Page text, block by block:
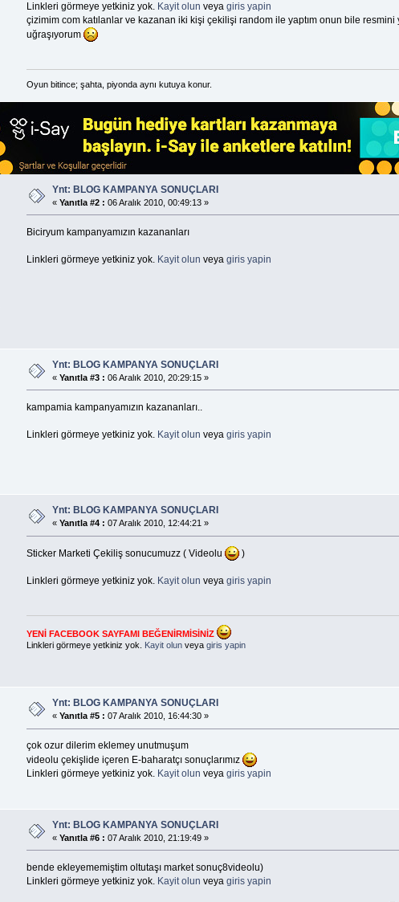
Linkleri görmeye yetkiniz yok. Kayit olun veya giris yapin
çizimim com katılanlar ve kazanan iki kişi çekilişi random ile yaptım onun bile
uğraşıyorum
Oyun bitince; şahta, piyonda aynı kutuya konur.
Ynt: BLOG KAMPANYA SONUÇLARI
« Yanıtla #2 : 06 Aralık 2010, 00:49:13 »
Biciryum kampanyamızın kazananları
Linkleri görmeye yetkiniz yok. Kayit olun veya giris yapin
Ynt: BLOG KAMPANYA SONUÇLARI
« Yanıtla #3 : 06 Aralık 2010, 20:29:15 »
kampamia kampanyamızın kazananları..
Linkleri görmeye yetkiniz yok. Kayit olun veya giris yapin
Ynt: BLOG KAMPANYA SONUÇLARI
« Yanıtla #4 : 07 Aralık 2010, 12:44:21 »
Sticker Marketi Çekiliş sonucumuzz ( Videolu )
Linkleri görmeye yetkiniz yok. Kayit olun veya giris yapin
YENİ FACEBOOK SAYFAMI BEĞENİRMİSİNİZ
Linkleri görmeye yetkiniz yok.
Kayit olunveya giris yapin
Ynt: BLOG KAMPANYA SONUÇLARI
« Yanıtla #5 : 07 Aralık 2010, 16:44:30 »
çok ozur dilerim eklemey unutmuşum
videolu çekişlide içeren E-baharatçı sonuçlarımız
Linkleri görmeye yetkiniz yok. Kayit olun veya giris yapin
Ynt: BLOG KAMPANYA SONUÇLARI
« Yanıtla #6 : 07 Aralık 2010, 21:19:49 »
bende ekleyememiştim oltutaşı market sonuç8videolu)
Linkleri görmeye yetkiniz yok. Kayit olun veya giris yapin